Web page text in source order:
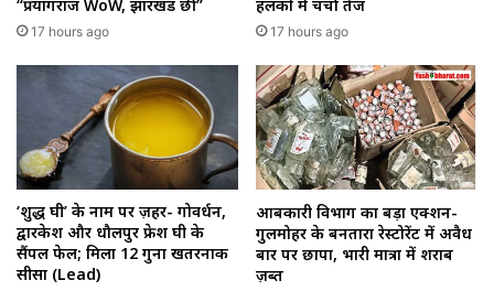
“प्रयागराज WoW, झारखंड छी”
17 hours ago
हलकों में चर्चा तेज
17 hours ago
‘शुद्ध घी’ के नाम पर ज़हर- गोवर्धन,
द्वारकेश और धौलपुर फ्रेश घी के
सैंपल फेल; मिला 12 गुना खतरनाक
सीसा (Lead)
आबकारी विभाग का बड़ा एक्शन-
गुलमोहर के बनतारा रेस्टोरेंट में अवैध
बार पर छापा, भारी मात्रा में शराब
ज़ब्त